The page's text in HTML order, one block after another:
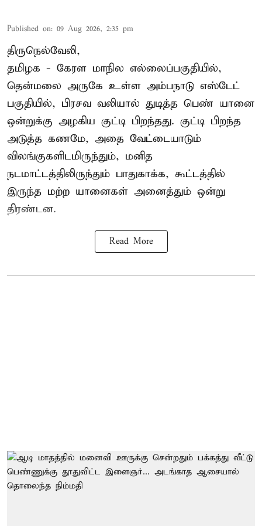
Published on: 09 Aug 2026, 2:35 pm
திருநெல்வேலி,
தமிழக - கேரள மாநில எல்லைப்பகுதியில்,
தென்மலை அருகே உள்ள அம்பநாடு எஸ்டேட்
பகுதியில், பிரசவ வலியால் துடித்த பெண் யானை
ஒன்றுக்கு அழகிய குட்டி பிறந்தது. குட்டி பிறந்த
அடுத்த கணமே, அதை வேட்டையாடும்
விலங்குகளிடமிருந்தும், மனித
நடமாட்டத்திலிருந்தும் பாதுகாக்க, கூட்டத்தில்
இருந்த மற்ற யானைகள் அனைத்தும் ஒன்று
திரண்டன.
Read More